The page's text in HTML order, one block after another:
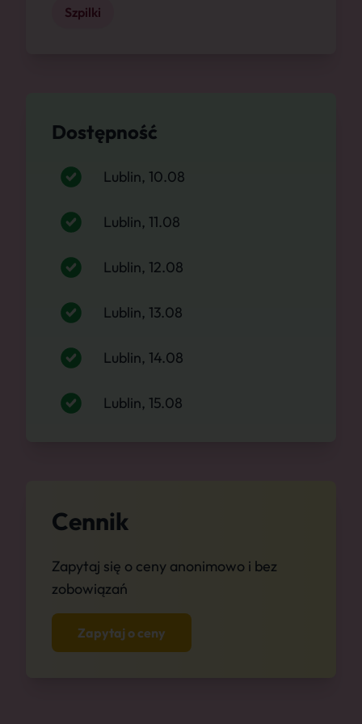
Szpilki
Dostępność
Lublin, 10.08
Lublin, 11.08
Lublin, 12.08
Lublin, 13.08
Lublin, 14.08
Lublin, 15.08
Cennik
Zapytaj się o ceny anonimowo i bez
zobowiązań
Zapytaj o ceny